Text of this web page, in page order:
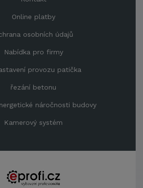
Online platby
osobních údajů
Nabídka pro firmy
provozu patička
řezání betonu
náročnosti budovy
Kamerový systém